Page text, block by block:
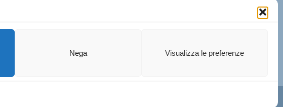
Nega Visualizza le preferenze